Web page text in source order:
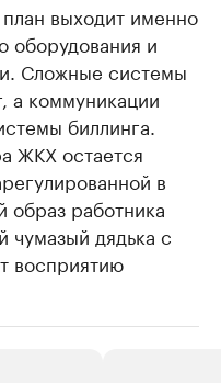
выходит именно
оборудования и
Сложные системы
а коммуникации
биллинга.
ЖКХ остается
в
образ работника
дядька с
восприятию